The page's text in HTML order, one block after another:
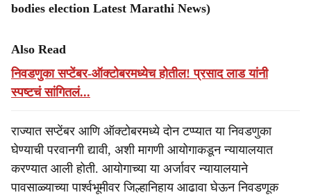
bodies election Latest Marathi News)
Also Read
निवडणुका सप्टेंबर-ऑक्टोबरमध्येच होतील! प्रसाद लाड यांनी
स्पष्टचं सांगितलं...
राज्यात सप्टेंबर आणि ऑक्टोबरमध्ये दोन टप्प्यात या निवडणुका
घेण्याची परवानगी द्यावी, अशी मागणी आयोगाकडून न्यायालयात
करण्यात आली होती. आयोगाच्या या अर्जावर न्यायालयाने
पावसाळ्याच्या पार्श्वभूमीवर जिल्हानिहाय आढावा घेऊन निवडणूक